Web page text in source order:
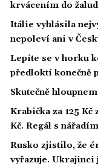
krvácením do
Itálie vyhlásila
nepoleví ani v
Lepíte se v horku
předloktí konečně
Skutečně
Krabička za 125
Kč. Regál s
Rusko zjistilo, že
vyřazuje.